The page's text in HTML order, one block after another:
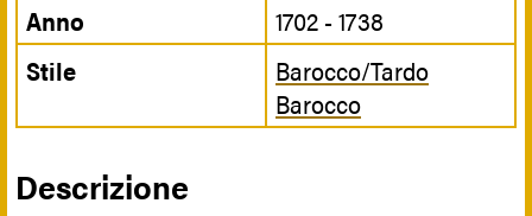
Anno
1702 - 1738
Stile
Barocco/Tardo
Barocco
Descrizione